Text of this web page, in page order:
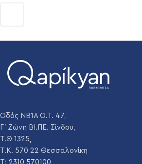
Οδός ΝΒ1Α Ο.Τ. 47,
Γ' Ζώνη ΒΙ.ΠΕ. Σίνδου,
Τ.Θ 1325,
Τ.Κ. 570 22 Θεσσαλονίκη
T: 2310 570100